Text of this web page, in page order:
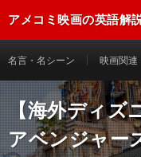
アメコミ映画の英語解
名言・名シーン 映画関連
【海外ディズ
アベンジャー